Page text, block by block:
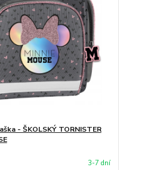
- ŠKOLSKÝ TORNISTER
3-7 dní